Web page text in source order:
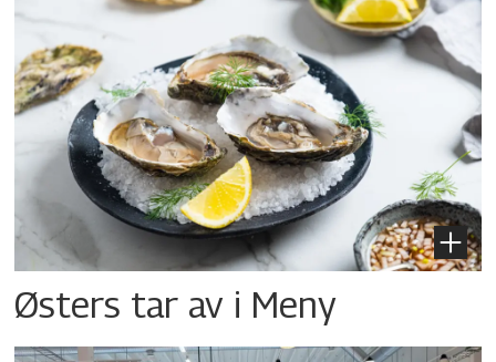
Østers tar av i Meny